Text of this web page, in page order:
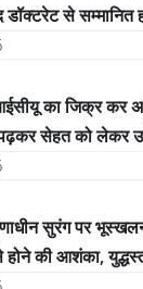
डॉक्टरेट से
का जिक्र कर
पढ़कर सेहत को लेकर
सुरंग पर
की आशंका,